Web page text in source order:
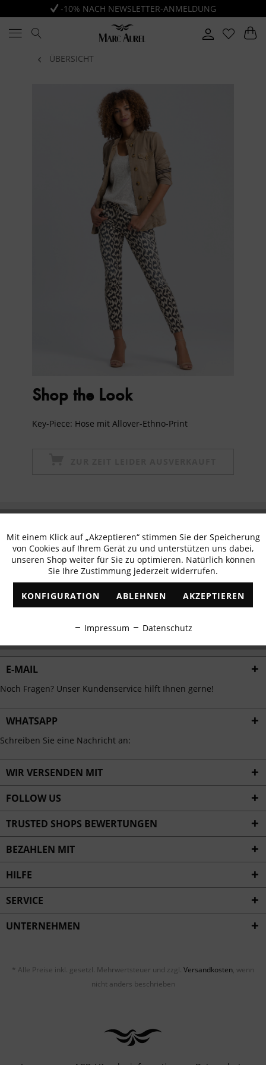
-10% NACH NEWSLETTER-ANMELDUNG
ÜBERSICHT
Shop the Look
Key-Piece: Hose mit Allover-Ethno-Print
erhalten
✓ Exklusive Angebote ✓ Die aktuellsten Trends
E-MAIL
Noch Fragen? Unser Kundenservice hilft Ihnen gerne!
WHATSAPP
Schreiben Sie eine Nachricht an:
WIR VERSENDEN MIT
FOLLOW US
TRUSTED SHOPS BEWERTUNGEN
BEZAHLEN MIT
HILFE
SERVICE
UNTERNEHMEN
* Alle Preise inkl. gesetzl. Mehrwertsteuer und zzgl. Versandkosten, wenn
nicht anders beschrieben
Funktionale Aktiv
Marketing Inaktiv
Tracking Inaktiv
Personalisierung Inaktiv
Service
Mit einem Klick auf „Akzeptieren“ stimmen Sie der Speicherung
von Cookies auf Ihrem Gerät zu und unterstützen uns dabei,
unseren Shop weiter für Sie zu optimieren. Natürlich können
Sie Ihre Zustimmung jederzeit widerrufen.
KONFIGURATION ABLEHNEN AKZEPTIEREN
Impressum Datenschutz